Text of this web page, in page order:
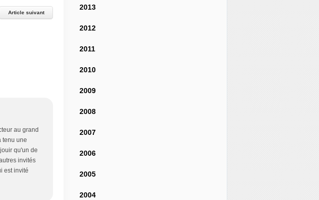
Article suivant
au grand
tenu une
qu'un de
invités
est invité
2013
2012
2011
2010
2009
2008
2007
2006
2005
2004